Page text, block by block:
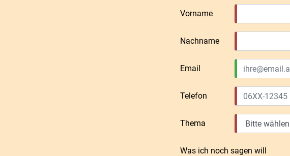
Vorname
Nachname
Email
Telefon
Thema
Was ich noch sagen will